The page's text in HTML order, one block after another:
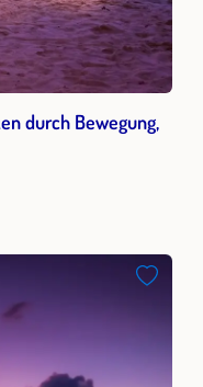
durch Bewegung,